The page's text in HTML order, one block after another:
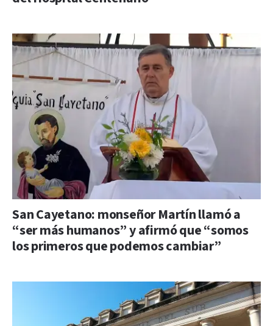
San Cayetano: monseñor Martín llamó a
“ser más humanos” y afirmó que “somos
los primeros que podemos cambiar”